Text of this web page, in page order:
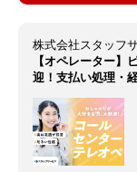
株式会社スタッフ
【オペレーター】
迎！支払い処理・